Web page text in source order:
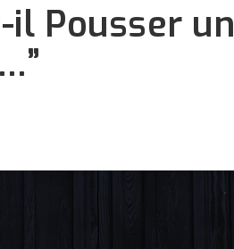
Pousser un